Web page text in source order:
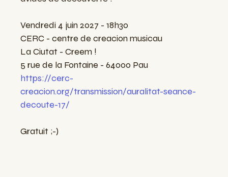
Vendredi 4 juin 2027 - 18h30
CERC - centre de creacion musicau
La Ciutat - Creem !
5 rue de la Fontaine - 64000 Pau
https://cerc-
creacion.org/transmission/auralitat-seance-
decoute-17/
Gratuit ;-)